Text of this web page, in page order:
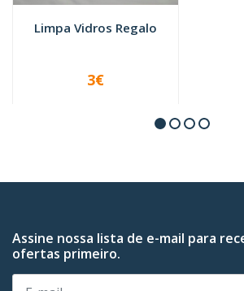
Limpa Vidros Regalo
VER OPÇÕES
3€
Assine nossa lista de e-mail para
ofertas primeiro.